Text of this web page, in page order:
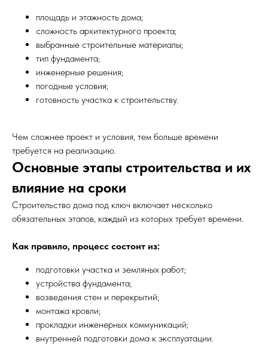
площадь и этажность дома;
сложность архитектурного проекта;
выбранные строительные материалы;
тип фундамента;
инженерные решения;
погодные условия;
готовность участка к строительству.
Чем сложнее проект и условия, тем больше времени
требуется на реализацию.
Основные этапы строительства и их
влияние на сроки
Строительство дома под ключ включает несколько
обязательных этапов, каждый из которых требует времени.
Как правило, процесс состоит из:
подготовки участка и земляных работ;
устройства фундамента;
возведения стен и перекрытий;
монтажа кровли;
прокладки инженерных коммуникаций;
внутренней подготовки дома к эксплуатации.